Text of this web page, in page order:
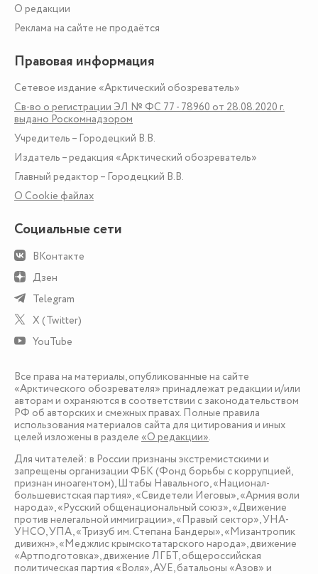
О редакции
Реклама на сайте не продаётся
Правовая информация
Сетевое издание «Арктический обозреватель»
Св-во о регистрации ЭЛ № ФС 77 - 78960 от 28.08.2020 г.
выдано Роскомнадзором
Учредитель – Городецкий В.В.
Издатель – редакция «Арктический обозреватель»
Главный редактор – Городецкий В.В.
О Сookie файлах
Социальные сети
ВКонтакте
Дзен
Telegram
X (Twitter)
YouTube
Все права на материалы, опубликованные на сайте
«Арктического обозревателя» принадлежат редакции и/или
авторам и охраняются в соответствии с законодательством
РФ об авторских и смежных правах. Полные правила
использования материалов сайта для цитирования и иных
целей изложены в разделе «О редакции».
Для читателей: в России признаны экстремистскими и
запрещены организации ФБК (Фонд борьбы с коррупцией,
признан иноагентом), Штабы Навального, «Национал-
большевистская партия», «Свидетели Иеговы», «Армия воли
народа», «Русский общенациональный союз», «Движение
против нелегальной иммиграции», «Правый сектор», УНА-
УНСО, УПА, «Тризуб им. Степана Бандеры», «Мизантропик
дивижн», «Меджлис крымскотатарского народа», движение
«Артподготовка», движение ЛГБТ, общероссийская
политическая партия «Воля», АУЕ, батальоны «Азов» и